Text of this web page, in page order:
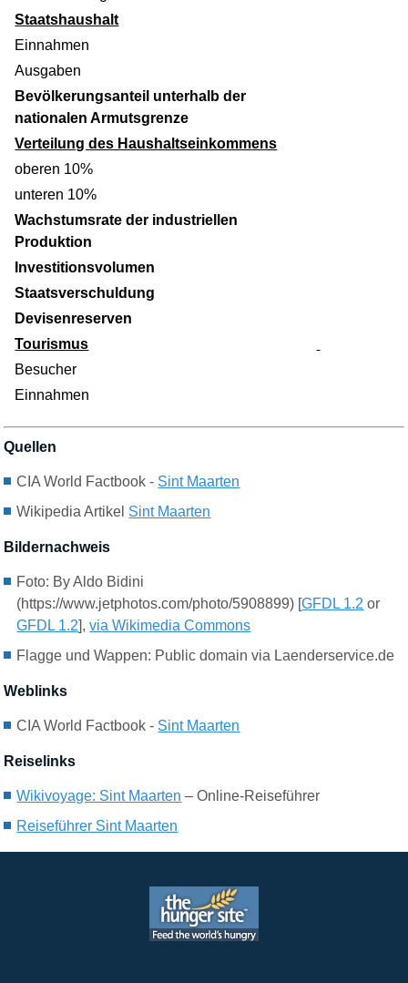
Staatshaushalt
Einnahmen
Ausgaben
Bevölkerungsanteil unterhalb der
nationalen Armutsgrenze
Verteilung des Haushaltseinkommens
oberen 10%
unteren 10%
Wachstumsrate der industriellen
Produktion
Investitionsvolumen
Staatsverschuldung
Devisenreserven
Tourismus
Besucher
Einnahmen
Quellen
CIA World Factbook - Sint Maarten
Wikipedia Artikel Sint Maarten
Bildernachweis
Foto: By Aldo Bidini
(https://www.jetphotos.com/photo/5908899) [GFDL 1.2 or
GFDL 1.2],via Wikimedia Commons
Flagge und Wappen: Public domain via Laenderservice.de
Weblinks
CIA World Factbook - Sint Maarten
Reiselinks
Wikivoyage: Sint Maarten – Online-Reiseführer
Reiseführer Sint Maarten